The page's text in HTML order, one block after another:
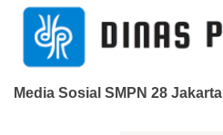
Media Sosial SMPN 28 Jakarta